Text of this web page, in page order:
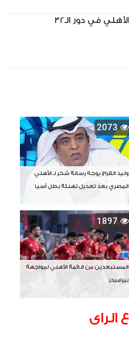
منافس الأهلي في دور الـ32
2073
وليد الفراج يوجه رسالة شكر لـ الأهلي
المصري بعد تعديل تهنئة بطل آسيا
1897
المستبعدين من قائمة الأهلي لمواجهة
بيراميدز
الراى